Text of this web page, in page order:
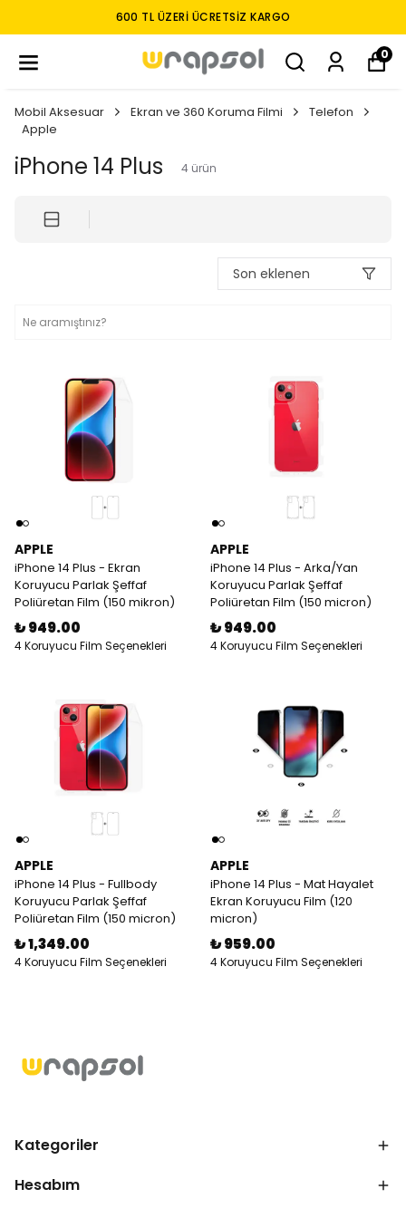
600 TL ÜZERI ÜCRETSIZ KARGO
0
Mobil Aksesuar Ekran ve 360 Koruma Filmi
Telefon
Apple
iPhone 14 Plus 4 ürün
Son eklenen
APPLE
iPhone 14 Plus - Ekran
Koruyucu Parlak Şeffaf
Poliüretan Film (150 mikron)
₺ 949.00
4 Koruyucu Film Seçenekleri
APPLE
iPhone 14 Plus - Arka/Yan
Koruyucu Parlak Şeffaf
Poliüretan Film (150 micron)
₺ 949.00
4 Koruyucu Film Seçenekleri
APPLE
iPhone 14 Plus - Fullbody
Koruyucu Parlak Şeffaf
Poliüretan Film (150 micron)
₺ 1,349.00
4 Koruyucu Film Seçenekleri
APPLE
iPhone 14 Plus - Mat Hayalet
Ekran Koruyucu Film (120
micron)
₺ 959.00
4 Koruyucu Film Seçenekleri
Kategoriler
Hesabım